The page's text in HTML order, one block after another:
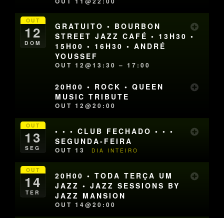
OUT
12
DOM
GRATUITO • BOURBON
STREET JAZZ CAFÉ • 13H30 •
15H00 • 16H30 • ANDRÉ
YOUSSEF
OUT 12@13:30 – 17:00
20H00 • ROCK • QUEEN
MUSIC TRIBUTE
OUT 12@20:00
OUT
13
SEG
• • • CLUB FECHADO • • •
SEGUNDA-FEIRA
OUT 13 DIA INTEIRO
OUT
14
TER
20H00 • TODA TERÇA UM
JAZZ • JAZZ SESSIONS BY
JAZZ MANSION
OUT 14@20:00